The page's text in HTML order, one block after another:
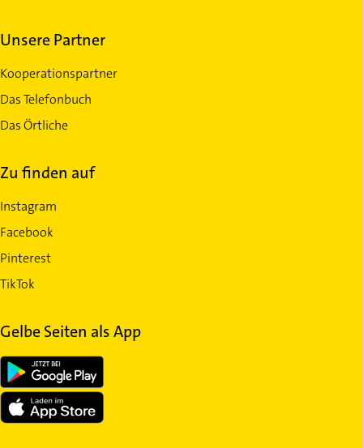
Unsere Partner
Kooperationspartner
Das Telefonbuch
Das Örtliche
Zu finden auf
Instagram
Facebook
Pinterest
TikTok
Gelbe Seiten als App